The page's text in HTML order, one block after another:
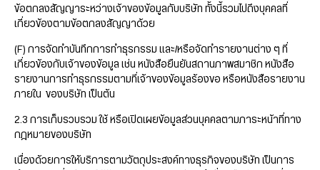
ข้อตกลงสัญญาระหว่างเจ้าของข้อมูลกับบริษัท ทั้งนี้รวมไปถึงบุคคลที่
เกี่ยวข้องตามข้อตกลงสัญญาด้วย
(F) การจัดทำบันทึกการทำธุรกรรม และ/หรือจัดทำรายงานต่าง ๆ ที่
เกี่ยวข้องกับเจ้าของข้อมูล เช่น หนังสือยืนยันสถานภาพสมาชิก หนังสือ
รายงานการทำธุรกรรมตามที่เจ้าของข้อมูลร้องขอ หรือหนังสือรายงาน
ภายใน ของบริษัท เป็นต้น
2.3 การเก็บรวบรวม ใช้ หรือเปิดเผยข้อมูลส่วนบุคคลตามภาระหน้าที่ทาง
กฎหมายของบริษัท
เนื่องด้วยการให้บริการตามวัตถุประสงค์ทางธุรกิจของบริษัท เป็นการ